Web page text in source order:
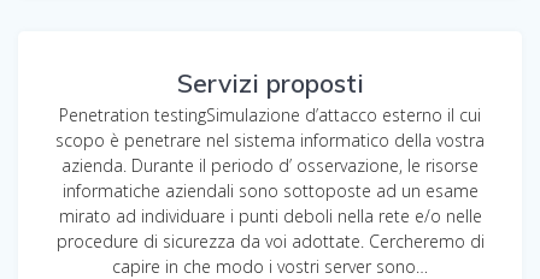
Servizi proposti
Penetration testingSimulazione d’attacco esterno il cui
scopo è penetrare nel sistema informatico della vostra
azienda. Durante il periodo d’ osservazione, le risorse
informatiche aziendali sono sottoposte ad un esame
mirato ad individuare i punti deboli nella rete e/o nelle
procedure di sicurezza da voi adottate. Cercheremo di
capire in che modo i vostri server sono…